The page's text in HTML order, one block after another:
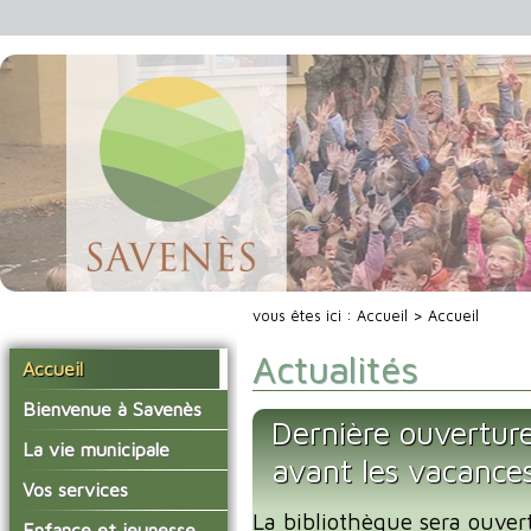
Accueil
Bienvenue à Savenès
Situer Savenès
Savenès en chiffre
L'histoire du village
La vie municipale
Vos élus
Les compte-rendus du
Vos services
La mairie
vous êtes ici : Accueil > Accueil
Actualités
Dernière
avant les
La bibliothèque sera